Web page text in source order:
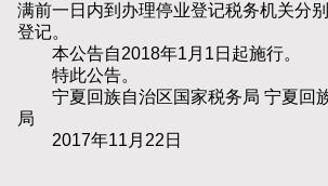
满前一日内到办理停业登记税务机关分
登记。
本公告自2018年1月1日起施行。
特此公告。
宁夏回族自治区国家税务局 宁夏回
局
2017年11月22日